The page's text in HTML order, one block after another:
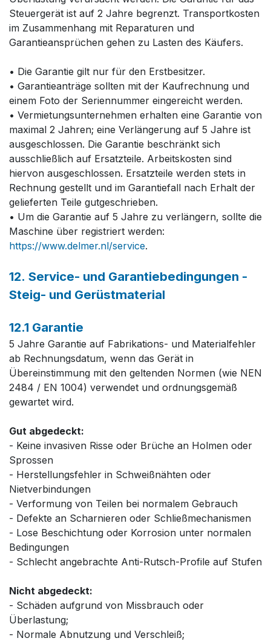
Steuergerät ist auf 2 Jahre begrenzt. Transportkosten
im Zusammenhang mit Reparaturen und
Garantieansprüchen gehen zu Lasten des Käufers.
• Die Garantie gilt nur für den Erstbesitzer.
• Garantieanträge sollten mit der Kaufrechnung und
einem Foto der Seriennummer eingereicht werden.
• Vermietungsunternehmen erhalten eine Garantie von
maximal 2 Jahren; eine Verlängerung auf 5 Jahre ist
ausgeschlossen. Die Garantie beschränkt sich
ausschließlich auf Ersatzteile. Arbeitskosten sind
hiervon ausgeschlossen. Ersatzteile werden stets in
Rechnung gestellt und im Garantiefall nach Erhalt der
gelieferten Teile gutgeschrieben.
• Um die Garantie auf 5 Jahre zu verlängern, sollte die
Maschine über registriert werden:
https://www.delmer.nl/service.
12. Service- und Garantiebedingungen -
Steig- und Gerüstmaterial
12.1 Garantie
5 Jahre Garantie auf Fabrikations- und Materialfehler
ab Rechnungsdatum, wenn das Gerät in
Übereinstimmung mit den geltenden Normen (wie NEN
2484 / EN 1004) verwendet und ordnungsgemäß
gewartet wird.
Gut abgedeckt:
- Keine invasiven Risse oder Brüche an Holmen oder
Sprossen
- Herstellungsfehler in Schweißnähten oder
Nietverbindungen
- Verformung von Teilen bei normalem Gebrauch
- Defekte an Scharnieren oder Schließmechanismen
- Lose Beschichtung oder Korrosion unter normalen
Bedingungen
- Schlecht angebrachte Anti-Rutsch-Profile auf Stufen
Nicht abgedeckt:
- Schäden aufgrund von Missbrauch oder
Überlastung;
- Normale Abnutzung und Verschleiß;